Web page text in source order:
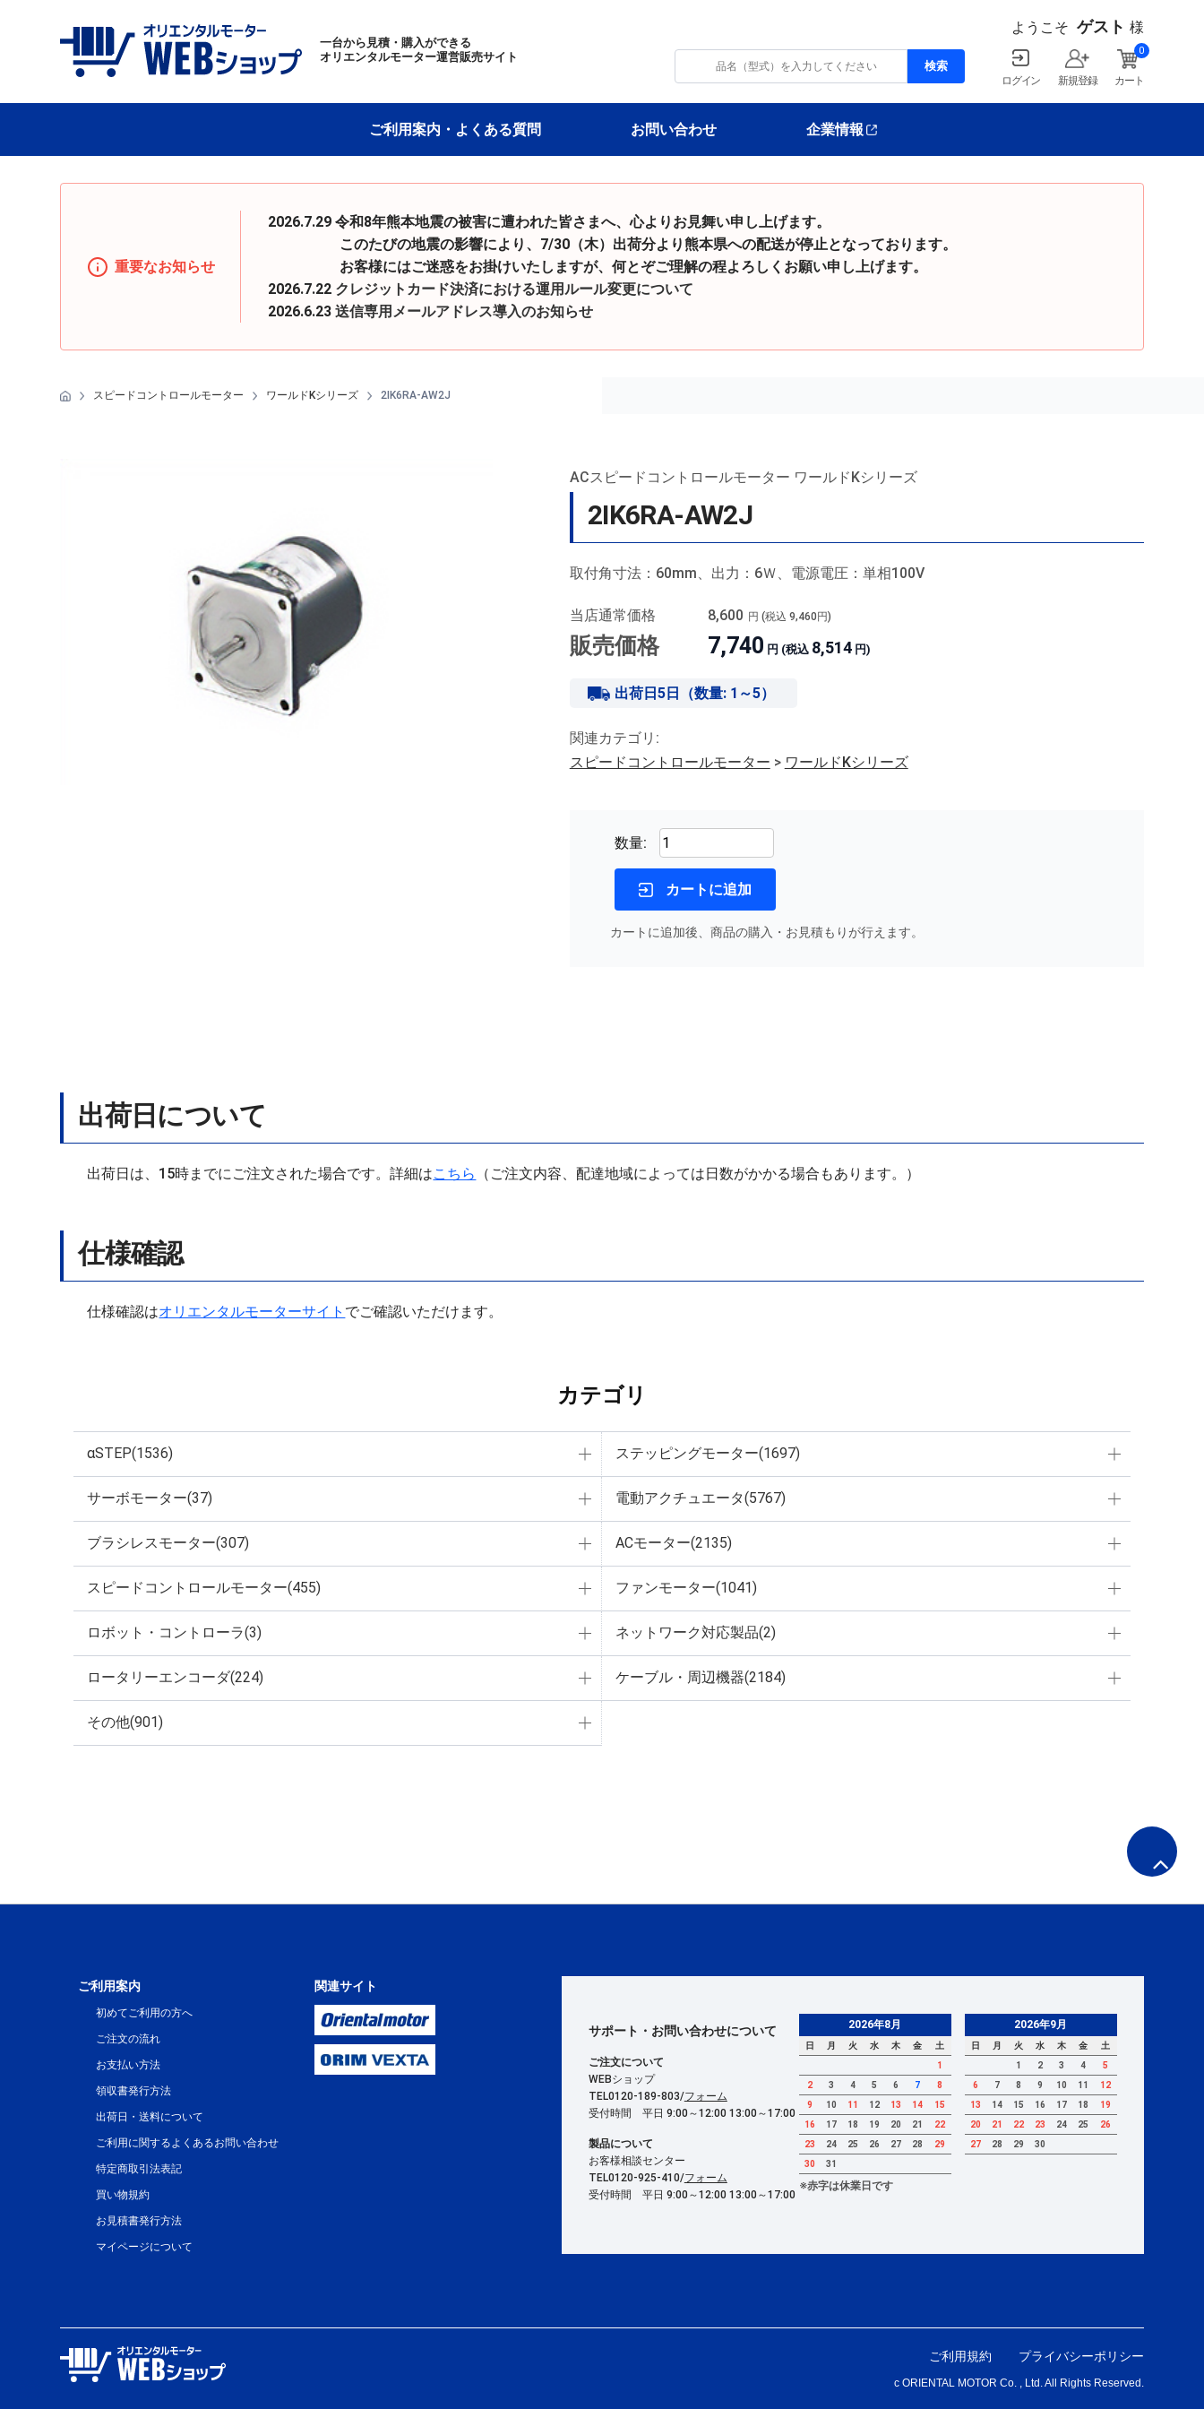
一台から見積・購入ができる
オリエンタルモーター運営販売サイト
ようこそ ゲスト 様
ログイン 新規登録 カート
0
ご利用案内・よくある質問 お問い合わせ 企業情報
重要なお知らせ
2026.7.29 令和8年熊本地震の被害に遭われた皆さまへ、心よりお見舞い申し上げます。
このたびの地震の影響により、7/30（木）出荷分より熊本県への配送が停止となっております。
お客様にはご迷惑をお掛けいたしますが、何とぞご理解の程よろしくお願い申し上げます。
2026.7.22 クレジットカード決済における運用ルール変更について
2026.6.23送信専用メールアドレス導入のお知らせ
スピードコントロールモーター ワールドKシリーズ 2IK6RA-AW2J
ACスピードコントロールモーター ワールドKシリーズ
2IK6RA-AW2J
取付角寸法：60mm、出力：6Ｗ、電源電圧：単相100V
当店通常価格 8,600 円 (税込 9,460円)
販売価格 7,740 円 (税込 8,514円)
出荷日5日（数量: 1～5）
関連カテゴリ:
スピードコントロールモーター > ワールドKシリーズ
数量:
カートに追加
カートに追加後、商品の購入・お見積もりが行えます。
出荷日について
出荷日は、15時までにご注文された場合です。詳細はこちら （ご注文内容、配達地域によっては日数がかかる場合もあります。）
仕様確認
仕様確認はオリエンタルモーターサイト でご確認いただけます。
カテゴリ
αSTEP(1536) ステッピングモーター(1697)
サーボモーター(37) 電動アクチュエータ(5767)
ブラシレスモーター(307) ACモーター(2135)
スピードコントロールモーター(455) ファンモーター(1041)
ロボット・コントローラ(3) ネットワーク対応製品(2)
ロータリーエンコーダ(224) ケーブル・周辺機器(2184)
その他(901)
ご利用案内
初めてご利用の方へ
ご注文の流れ
お支払い方法
領収書発行方法
出荷日・送料について
ご利用に関するよくあるお問い合わせ
特定商取引法表記
買い物規約
お見積書発行方法
マイページについて
関連サイト
サポート・お問い合わせについて
ご注文について
WEBショップ
TEL0120-189-803/フォーム
受付時間 平日 9:00～12:00 13:00～17:00
製品について
お客様相談センター
TEL0120-925-410/フォーム
受付時間 平日 9:00～12:00 13:00～17:00
ご利用規約 プライバシーポリシー
c ORIENTAL MOTOR Co. , Ltd. All Rights Reserved.
2026年8月
日 月 火 水 木 金
土
1
2
3 4 5 6 7
8
9
10 11 12 13 14
15
16
17 18 19 20 21
22
23
24 25 26 27 28
29
30
31
2026年9月
日 月 火 水 木 金
土
1
2 3 4
5
6
7 8 9 10 11
12
13
14 15 16 17 18
19
20
21 22 23 24 25
26
27
28 29 30
※赤字は休業日です